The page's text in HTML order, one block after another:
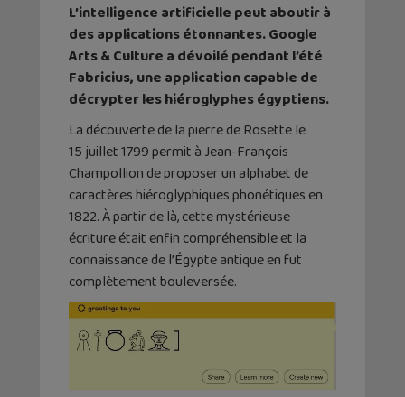
L’intelligence artificielle peut aboutir à
des applications étonnantes. Google
Arts & Culture a dévoilé pendant l’été
Fabricius, une application capable de
décrypter les hiéroglyphes égyptiens.
La découverte de la pierre de Rosette le
15 juillet 1799 permit à Jean-François
Champollion de proposer un alphabet de
caractères hiéroglyphiques phonétiques en
1822. À partir de là, cette mystérieuse
écriture était enfin compréhensible et la
connaissance de l’Égypte antique en fut
complètement bouleversée.